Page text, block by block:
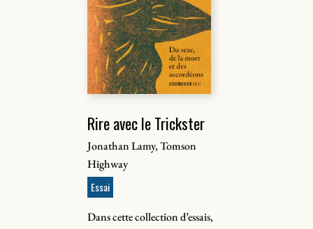
Rire avec le Trickster
Jonathan Lamy, Tomson
Highway
Essai
Dans cette collection d’essais,